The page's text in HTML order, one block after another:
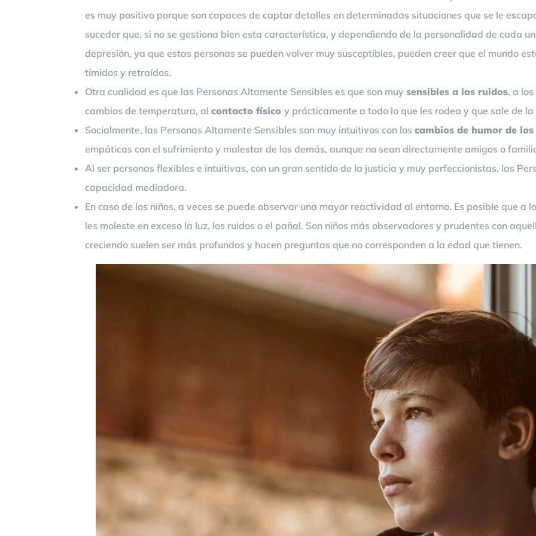
es muy positivo porque son capaces de captar detalles en determinadas situaciones que se le
suceder que, si no se gestiona bien esta característica, y dependiendo de la personalidad de cada
depresión, ya que estas personas se pueden volver muy susceptibles, pueden creer que el mundo
tímidos y retraídos.
Otra cualidad es que las Personas Altamente Sensibles es que son muy sensibles a los ruidos, a los
cambios de temperatura, al contacto físico y prácticamente a todo lo que les rodea y que sale de
Socialmente, las Personas Altamente Sensibles son muy intuitivos con los cambios de humor de los
empáticas con el sufrimiento y malestar de los demás, aunque no sean directamente amigos o
Al ser personas flexibles e intuitivas, con un gran sentido de la justicia y muy perfeccionistas, las
capacidad mediadora.
En caso de los niños, a veces se puede observar una mayor reactividad al entorno. Es posible que a
les moleste en exceso la luz, los ruidos o el pañal. Son niños más observadores y prudentes con
creciendo suelen ser más profundos y hacen preguntas que no corresponden a la edad que tienen.